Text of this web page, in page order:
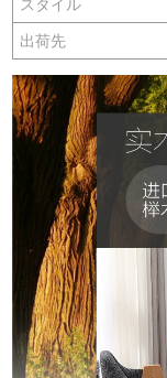
スタイル
出荷先